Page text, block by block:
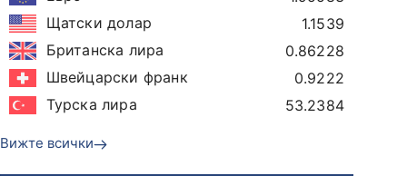
Щатски долар
1.1539
Британска лира
0.86228
Швейцарски франк
0.9222
Турска лира
53.2384
Вижте всички